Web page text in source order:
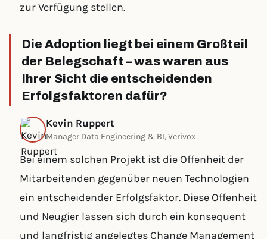
zur Verfügung stellen.
Die Adoption liegt bei einem Großteil
der Belegschaft – was waren aus
Ihrer Sicht die entscheidenden
Erfolgsfaktoren dafür?
Kevin Ruppert
Manager Data Engineering & BI, Verivox
Bei einem solchen Projekt ist die Offenheit der
Mitarbeitenden gegenüber neuen Technologien
ein entscheidender Erfolgsfaktor. Diese Offenheit
und Neugier lassen sich durch ein konsequent
und langfristig angelegtes Change Management